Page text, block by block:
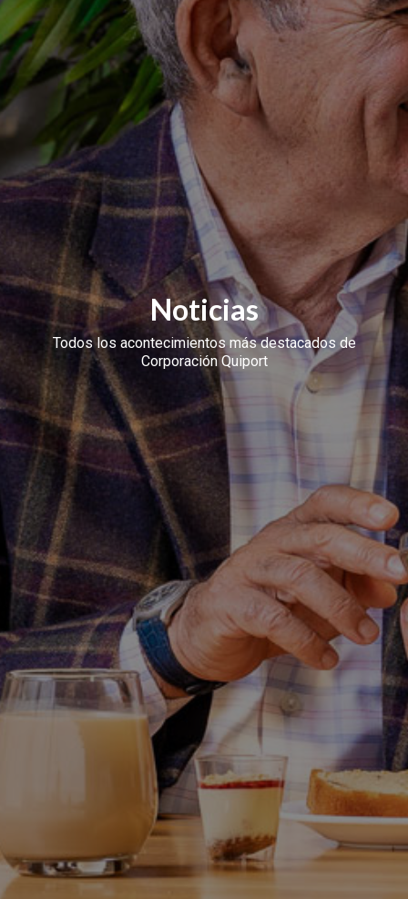
Noticias
Todos los acontecimientos más destacados de
Corporación Quiport